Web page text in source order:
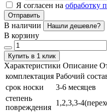
Я согласен на обработку
Отправить
В наличии Нашли дешевле?
В корзину
Купить в 1 клик
Характеристики Описание
комплектация Рабочий
срок носки
3-6 месяцев
степень
повреждения
1,2,3,3-